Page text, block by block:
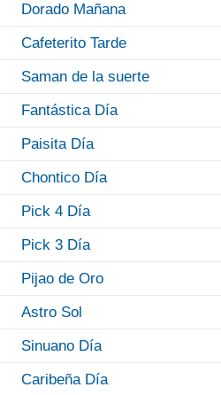
Dorado Mañana
Cafeterito Tarde
Saman de la suerte
Fantástica Día
Paisita Día
Chontico Día
Pick 4 Día
Pick 3 Día
Pijao de Oro
Astro Sol
Sinuano Día
Caribeña Día